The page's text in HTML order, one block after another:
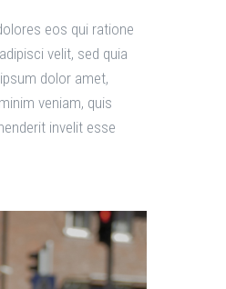
eos qui ratione
velit, sed quia
dolor amet,
veniam, quis
invelit esse